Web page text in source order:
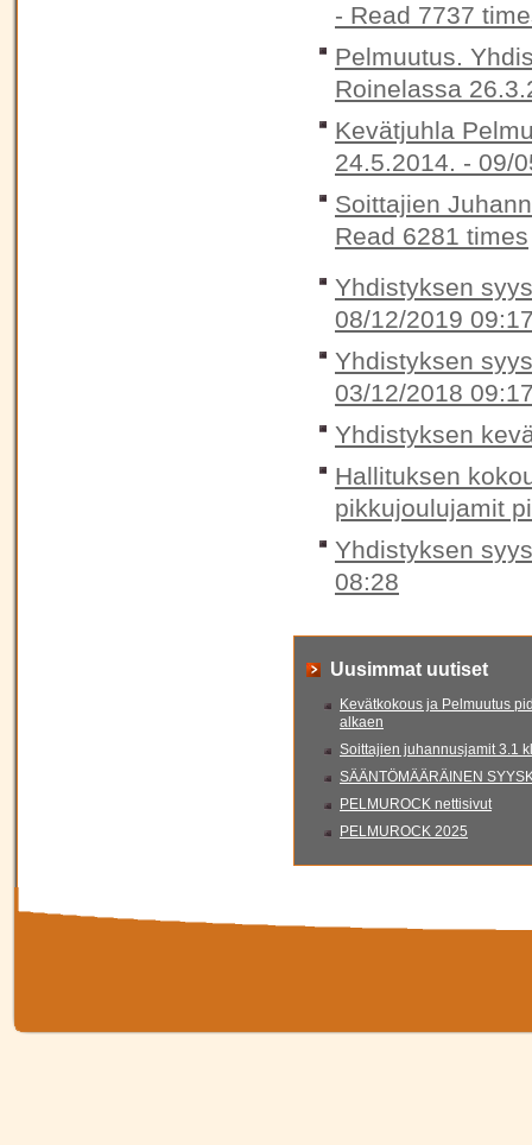
- Read 7737
Pelmuutus.
Roinelassa
Kevätjuhla
24.5.2014. - 09/
Soittajien
Read 6281 times
Yhdistyksen
08/12/2019
Yhdistyksen
03/12/2018
Yhdistyksen
Hallituksen
pikkujoulujamit
Yhdistyksen
08:28
Uusimmat uutiset
Kevätkokous ja Pelmuutus
alkaen
Soittajien juhannusjamit 3.1
SÄÄNTÖMÄÄRÄINEN
PELMUROCK nettisivut
PELMUROCK 2025